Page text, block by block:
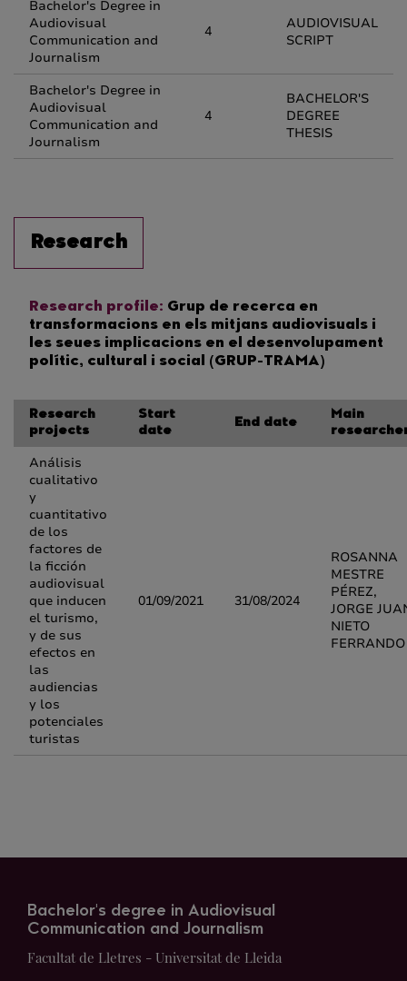
Bachelor's Degree in
Audiovisual
Communication and
Journalism
4
AUDIOVISUAL
SCRIPT
Bachelor's Degree in
Audiovisual
Communication and
Journalism
4
BACHELOR'S
DEGREE
THESIS
Research
Research profile: Grup de recerca en
transformacions en els mitjans audiovisuals i
les seues implicacions en el desenvolupament
polític, cultural i social (GRUP-TRAMA)
Research
projects
Start
date
End date
Main
Análisis
cualitativo
y
cuantitativo
de los
factores de
la ficción
audiovisual
que inducen
el turismo,
y de sus
efectos en
las
audiencias
y los
potenciales
turistas
01/09/2021 31/08/2024
ROSANNA
MESTRE
PÉREZ,
JORGE
NIETO
FERRANDO
Bachelor's degree in Audiovisual
Communication and Journalism
Facultat de Lletres - Universitat de Lleida